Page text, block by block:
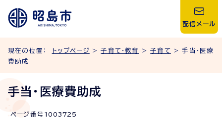
配信メール
現在の位置： トップページ >子育て・教育 >子育て > 手当・医療
費助成
手当・医療費助成
ページ番号 1003725